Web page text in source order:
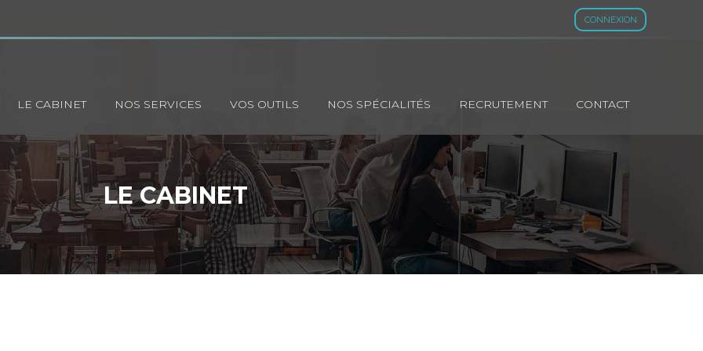
CONNEXION
Principal
LE CABINET NOS SERVICES VOS OUTILS NOS SPÉCIALITÉS RECRUTEMENT CONTACT
LE CABINET